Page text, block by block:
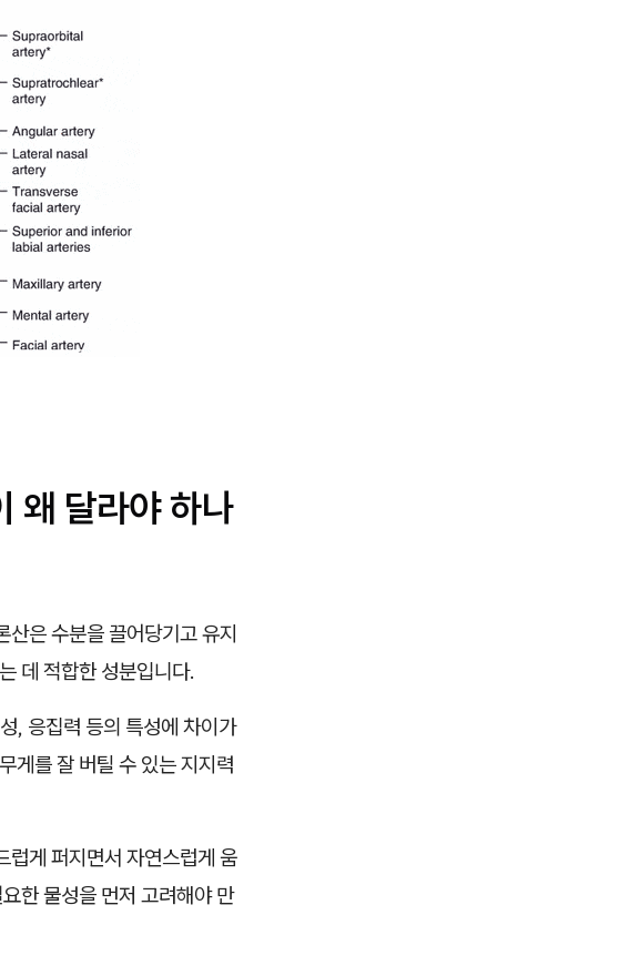
왜 달라야 하나
은 수분을 끌어당기고 유지
데 적합한 성분입니다.
, 응집력 등의 특성에 차이가
게를 잘 버틸 수 있는 지지력
럽게 퍼지면서 자연스럽게 움
한 물성을 먼저 고려해야 만